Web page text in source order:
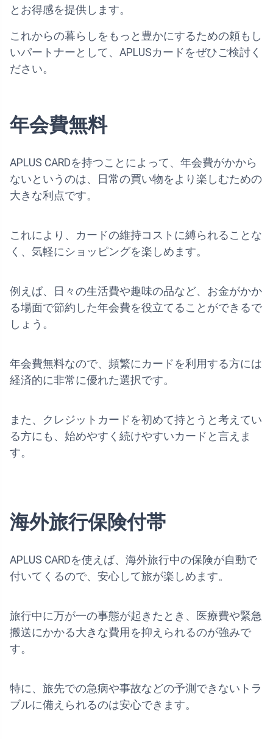
とお得感を提供します。
これからの暮らしをもっと豊かにするための頼もし
いパートナーとして、APLUSカードをぜひご検討く
ださい。
年会費無料
APLUS CARDを持つことによって、年会費がかから
ないというのは、日常の買い物をより楽しむための
大きな利点です。
これにより、カードの維持コストに縛られることな
く、気軽にショッピングを楽しめます。
例えば、日々の生活費や趣味の品など、お金がかか
る場面で節約した年会費を役立てることができるで
しょう。
年会費無料なので、頻繁にカードを利用する方には
経済的に非常に優れた選択です。
また、クレジットカードを初めて持とうと考えてい
る方にも、始めやすく続けやすいカードと言えま
す。
海外旅行保険付帯
APLUS CARDを使えば、海外旅行中の保険が自動で
付いてくるので、安心して旅が楽しめます。
旅行中に万が一の事態が起きたとき、医療費や緊急
搬送にかかる大きな費用を抑えられるのが強みで
す。
特に、旅先での急病や事故などの予測できないトラ
ブルに備えられるのは安心できます。